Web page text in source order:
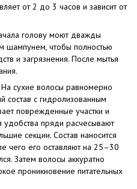
от 2 до 3 часов и зависит от
голову моют дважды
шампунем, чтобы полностью
и загрязнения. После мытья
На сухие волосы равномерно
состав с гидролизованным
поврежденные участки и
удобства пряди расчесывают
секции. Состав наносится
чего его оставляют на 25–30
Затем волосы аккуратно
проникновение питательных